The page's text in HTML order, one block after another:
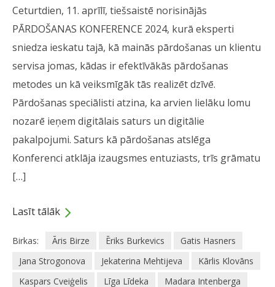
Ceturtdien, 11. aprīlī, tiešsaistē norisinājās
PĀRDOŠANAS KONFERENCE 2024, kurā eksperti
sniedza ieskatu tajā, kā mainās pārdošanas un klientu
servisa jomas, kādas ir efektīvākās pārdošanas
metodes un kā veiksmīgāk tās realizēt dzīvē.
Pārdošanas speciālisti atzina, ka arvien lielāku lomu
nozarē ieņem digitālais saturs un digitālie
pakalpojumi. Saturs kā pārdošanas atslēga
Konferenci atklāja izaugsmes entuziasts, trīs grāmatu
[…]
Lasīt tālāk
Birkas: Āris Birze Ēriks Burkevics
Gatis Hasners
Jana Strogonova
Jekaterina Mehtijeva
Kārlis Klovāns
Kaspars Cveiģelis
Līga Līdeka
Madara Intenberga